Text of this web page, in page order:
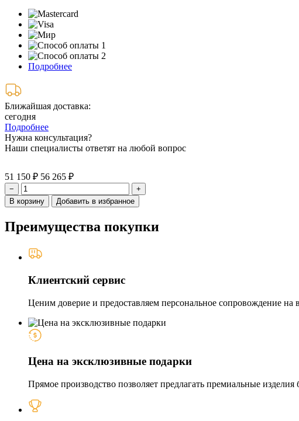
Подробнее
Ближайшая доставка:
сегодня
Подробнее
Нужна консультация?
Наши специалисты ответят на любой вопрос
51 150 ₽ 56 265 ₽
−
+
В корзину
Добавить в избранное
Преимущества покупки
Клиентский сервис
Ценим доверие и предоставляем персональное сопровождение
Цена на эксклюзивные подарки
Прямое производство позволяет предлагать премиальные